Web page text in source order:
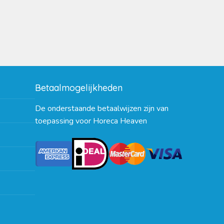
Betaalmogelijkheden
De onderstaande betaalwijzen zijn van
toepassing voor Horeca Heaven